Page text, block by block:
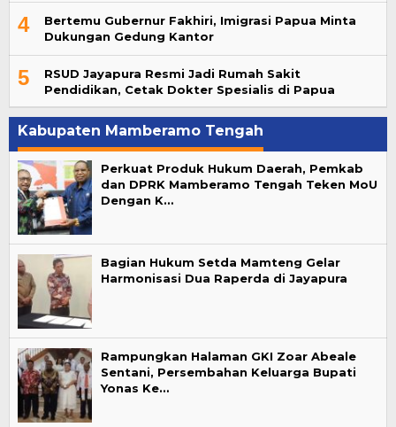
4
Bertemu Gubernur Fakhiri, Imigrasi Papua Minta
Dukungan Gedung Kantor
5
RSUD Jayapura Resmi Jadi Rumah Sakit
Pendidikan, Cetak Dokter Spesialis di Papua
Kabupaten Mamberamo Tengah
Perkuat Produk Hukum Daerah, Pemkab
dan DPRK Mamberamo Tengah Teken MoU
Dengan K…
Bagian Hukum Setda Mamteng Gelar
Harmonisasi Dua Raperda di Jayapura
Rampungkan Halaman GKI Zoar Abeale
Sentani, Persembahan Keluarga Bupati
Yonas Ke…